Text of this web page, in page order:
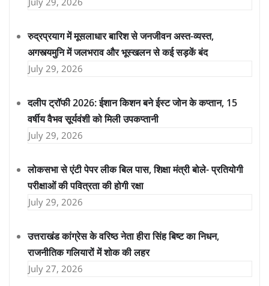
रुद्रप्रयाग में मूसलाधार बारिश से जनजीवन अस्त-व्यस्त,
अगस्त्यमुनि में जलभराव और भूस्खलन से कई सड़कें बंद
July 29, 2026
दलीप ट्रॉफी 2026: ईशान किशन बने ईस्ट जोन के कप्तान, 15
वर्षीय वैभव सूर्यवंशी को मिली उपकप्तानी
July 29, 2026
लोकसभा से एंटी पेपर लीक बिल पास, शिक्षा मंत्री बोले- प्रतियोगी
परीक्षाओं की पवित्रता की होगी रक्षा
July 29, 2026
उत्तराखंड कांग्रेस के वरिष्ठ नेता हीरा सिंह बिष्ट का निधन,
राजनीतिक गलियारों में शोक की लहर
July 27, 2026